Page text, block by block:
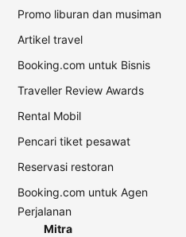
Promo liburan dan musiman
Artikel travel
Booking.com untuk Bisnis
Traveller Review Awards
Rental Mobil
Pencari tiket pesawat
Reservasi restoran
Booking.com untuk Agen
Perjalanan
Mitra